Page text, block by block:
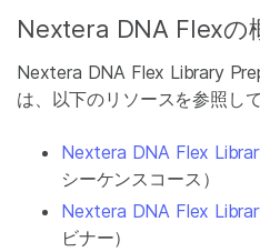
Nextera DNA Flexの
Nextera DNA Flex Library
は、以下のリソースを参照し
Nextera DNA Flex
シーケンスコース）
Nextera DNA Flex
ビナー）